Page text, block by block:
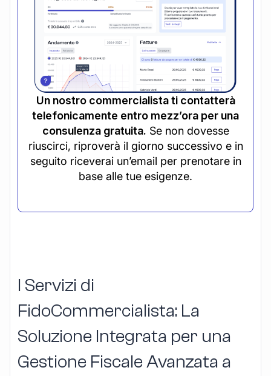
Un nostro commercialista ti contatterà
telefonicamente entro mezz’ora per una
consulenza gratuita. Se non dovesse
riuscirci, riproverà il giorno successivo e in
seguito riceverai un’email per prenotare in
base alle tue esigenze.
I Servizi di
FidoCommercialista: La
Soluzione Integrata per una
Gestione Fiscale Avanzata a